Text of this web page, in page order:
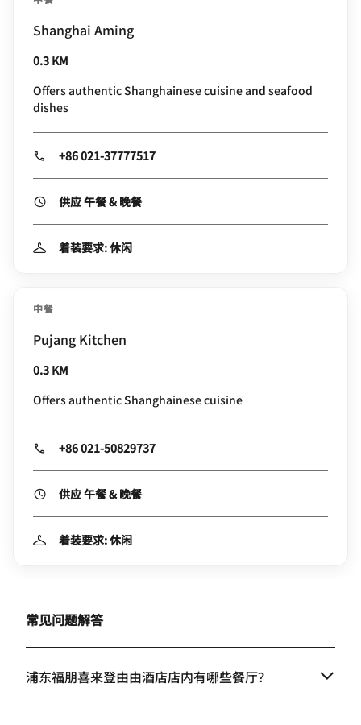
Shanghai Aming
0.3 KM
Offers authentic Shanghainese cuisine and seafood
dishes
+86 021-37777517
供应 午餐 & 晚餐
着装要求: 休闲
中餐
Pujang Kitchen
0.3 KM
Offers authentic Shanghainese cuisine
+86 021-50829737
供应 午餐 & 晚餐
着装要求: 休闲
常见问题解答
浦东福朋喜来登由由酒店店内有哪些餐厅？